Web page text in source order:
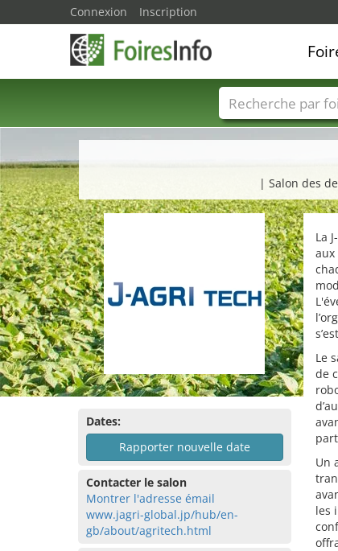
| Salon des
Dates:
Rapporter nouvelle date
Contacter le salon
Montrer l'adresse émail
www.jagri-global.jp/hub/en-
gb/about/agritech.html
La
aux
Le
de
Un
les
Connexion Inscription
Foire noms